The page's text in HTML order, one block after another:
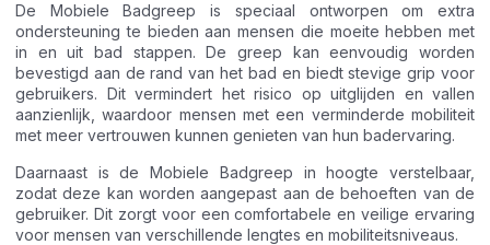
De Mobiele Badgreep is speciaal ontworpen om extra
ondersteuning te bieden aan mensen die moeite hebben met
in en uit bad stappen. De greep kan eenvoudig worden
bevestigd aan de rand van het bad en biedt stevige grip voor
gebruikers. Dit vermindert het risico op uitglijden en vallen
aanzienlijk, waardoor mensen met een verminderde mobiliteit
met meer vertrouwen kunnen genieten van hun badervaring.
Daarnaast is de Mobiele Badgreep in hoogte verstelbaar,
zodat deze kan worden aangepast aan de behoeften van de
gebruiker. Dit zorgt voor een comfortabele en veilige ervaring
voor mensen van verschillende lengtes en mobiliteitsniveaus.